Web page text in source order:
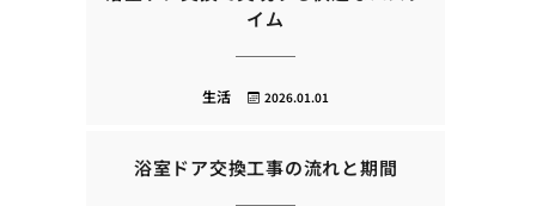
イム
2026.01.01
生活
浴室ドア交換工事の流れと期間